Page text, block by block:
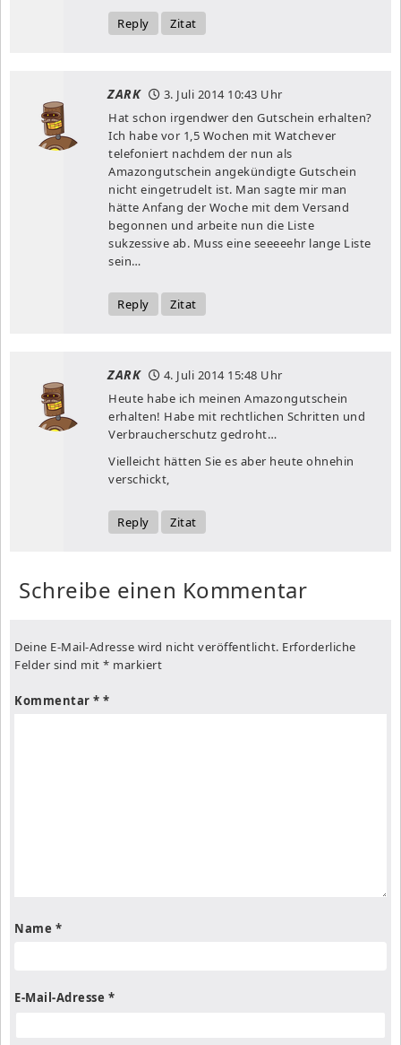
Reply Zitat
ZARK 3. Juli 201410:43 Uhr
Hat schon irgendwer den Gutschein erhalten?
Ich habe vor 1,5 Wochen mit Watchever
telefoniert nachdem der nun als
Amazongutschein angekündigte Gutschein
nicht eingetrudelt ist. Man sagte mir man
hätte Anfang der Woche mit dem Versand
begonnen und arbeite nun die Liste
sukzessive ab. Muss eine seeeeehr lange Liste
sein…
Reply Zitat
ZARK 4. Juli 201415:48 Uhr
Heute habe ich meinen Amazongutschein
erhalten! Habe mit rechtlichen Schritten und
Verbraucherschutz gedroht…
Vielleicht hätten Sie es aber heute ohnehin
verschickt,
Reply Zitat
Schreibe einen Kommentar
Deine E-Mail-Adresse wird nicht veröffentlicht. Erforderliche
Felder sind mit * markiert
Kommentar *
Name *
E-Mail-Adresse *